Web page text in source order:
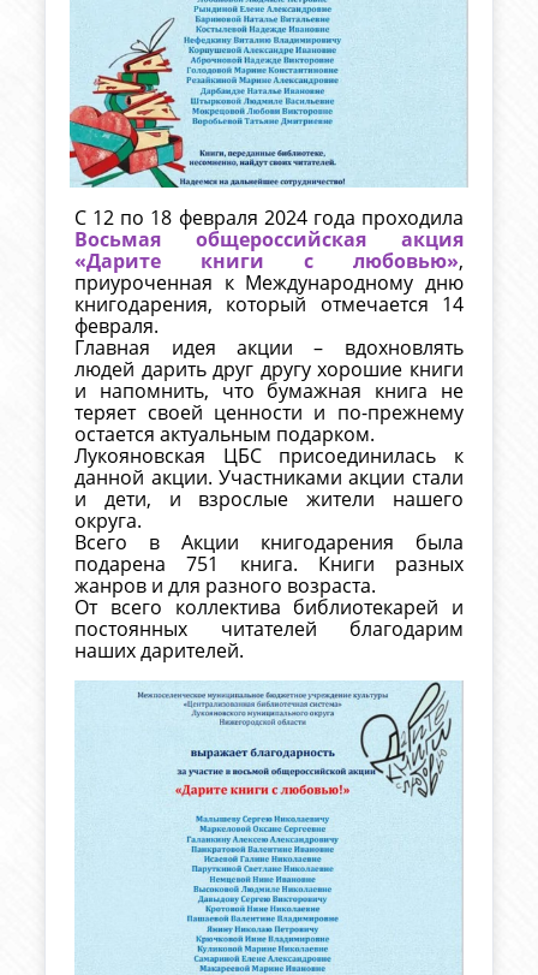
С 12 по 18 февраля 2024 года проходила
Восьмая общероссийская акция
«Дарите книги с любовью»,
приуроченная к Международному дню
книгодарения, который отмечается 14
февраля.
Главная идея акции – вдохновлять
людей дарить друг другу хорошие книги
и напомнить, что бумажная книга не
теряет своей ценности и по-прежнему
остается актуальным подарком.
Лукояновская ЦБС присоединилась к
данной акции. Участниками акции стали
и дети, и взрослые жители нашего
округа.
Всего в Акции книгодарения была
подарена 751 книга. Книги разных
жанров и для разного возраста.
От всего коллектива библиотекарей и
постоянных читателей благодарим
наших дарителей.